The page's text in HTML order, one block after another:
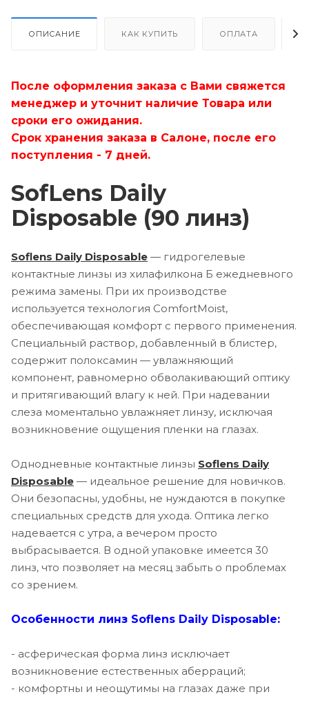
-5.00
-4.25
-3.75
-3.50
-3.25
-2.75
-2.25
-2.00
-1.75
-1.50
-1.00
-0.75
+0.50
+0.75
+1.00
+1.50
+1.75
ОПИСАНИЕ КАК КУПИТЬ ОПЛАТА
После оформления заказа с Вами свяжется
менеджер и уточнит наличие Товара или
сроки его ожидания.
Срок хранения заказа в Салоне, после его
поступления - 7 дней.
SofLens Daily
Disposable (90 линз)
Soflens Daily Disposable — гидрогелевые
контактные линзы из хилафилкона Б ежедневного
режима замены. При их производстве
используется технология ComfortMoist,
обеспечивающая комфорт с первого применения.
Специальный раствор, добавленный в блистер,
содержит полоксамин — увлажняющий
компонент, равномерно обволакивающий оптику
и притягивающий влагу к ней. При надевании
слеза моментально увлажняет линзу, исключая
возникновение ощущения пленки на глазах.
Однодневные контактные линзы Soflens Daily
Disposable — идеальное решение для новичков.
Они безопасны, удобны, не нуждаются в покупке
специальных средств для ухода. Оптика легко
надевается с утра, а вечером просто
выбрасывается. В одной упаковке имеется 30
линз, что позволяет на месяц забыть о проблемах
со зрением.
Особенности линз Soflens Daily Disposable:
- асферическая форма линз исключает
возникновение естественных аберраций;
- комфортны и неощутимы на глазах даже при